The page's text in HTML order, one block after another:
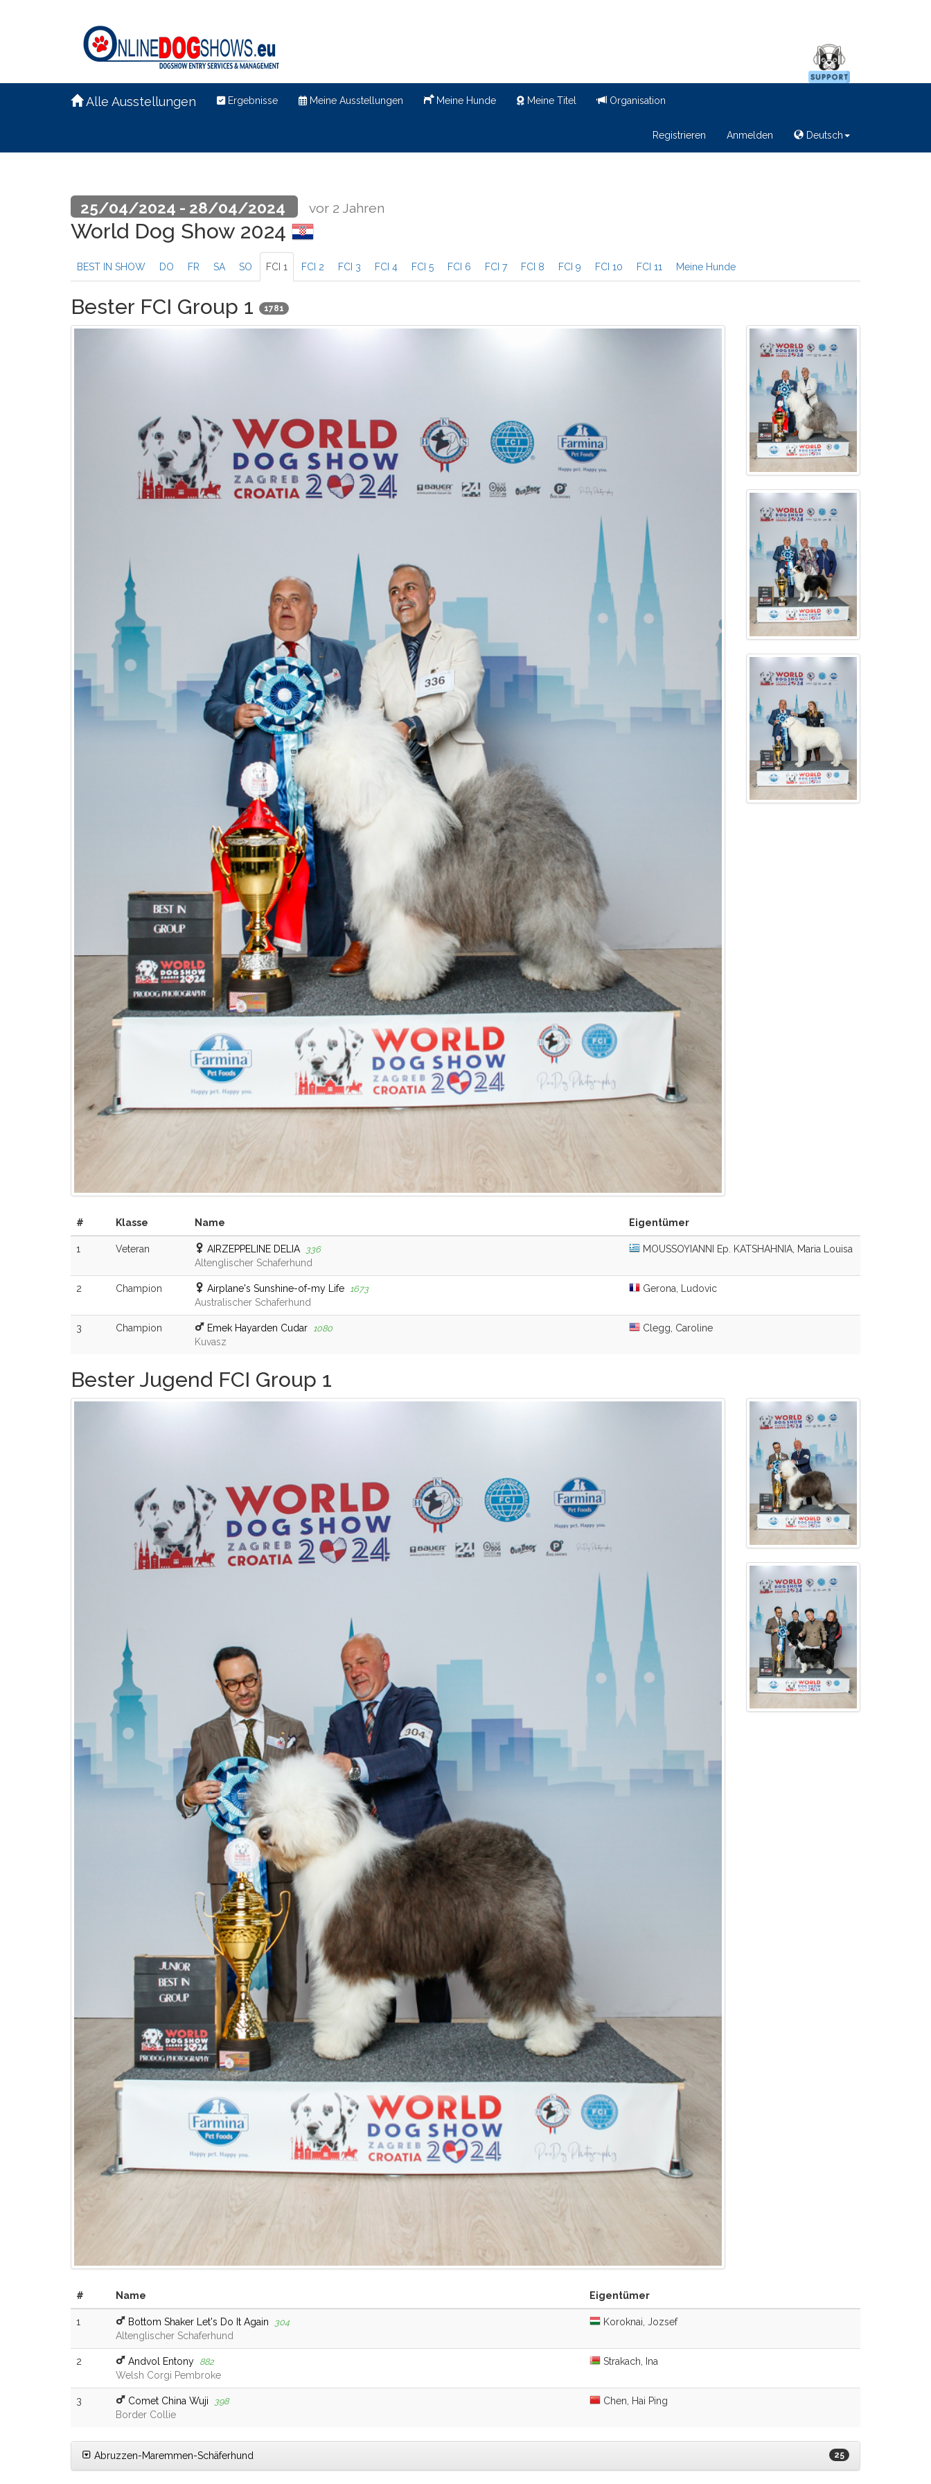
Alle Ausstellungen Ergebnisse Meine Ausstellungen Meine Hunde Meine Titel Organisation
Registrieren Anmelden Deutsch
25/04/2024 - 28/04/2024 vor 2 Jahren
World Dog Show 2024
BEST IN SHOW DO FR SA SO FCI 1 FCI 2 FCI 3 FCI 4 FCI 5 FCI 6 FCI 7 FCI 8 FCI 9 FCI 10 FCI 11 Meine Hunde
Bester FCI Group 1 1781
# Klasse Name Eigentümer
1 Veteran AIRZEPPELINE DELIA 336
Altenglischer Schaferhund
MOUSSOYIANNI Ep. KATSHAHNIA, Maria Louisa
2 Champion Airplane's Sunshine-of-my Life 1673
Australischer Schaferhund
Gerona, Ludovic
3 Champion Emek Hayarden Cudar 1080
Kuvasz
Clegg, Caroline
Bester Jugend FCI Group 1
# Name Eigentümer
1 Bottom Shaker Let's Do It Again 304
Altenglischer Schaferhund
Koroknai, Jozsef
2 Andvol Entony 882
Welsh Corgi Pembroke
Strakach, Ina
3 Comet China Wuji 398
Border Collie
Chen, Hai Ping
Abruzzen-Maremmen-Schäferhund 25